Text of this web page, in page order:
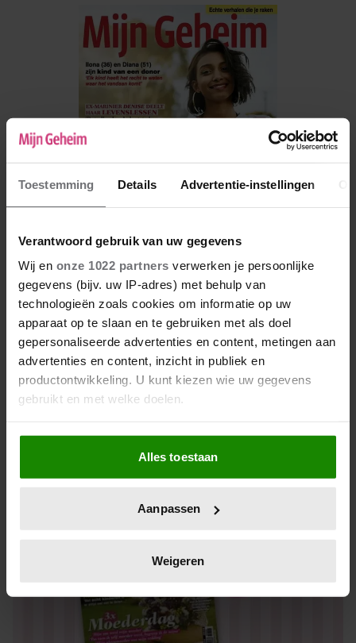
Toestemming Details Advertentie-instellingen
Verantwoord gebruik van uw gegevens
Wij en onze 1022 partners verwerken je persoonlijke
gegevens (bijv. uw IP-adres) met behulp van
technologieën zoals cookies om informatie op uw
apparaat op te slaan en te gebruiken met als doel
gepersonaliseerde advertenties en content, metingen aan
advertenties en content, inzicht in publiek en
productontwikkeling. U kunt kiezen wie uw gegevens
gebruikt en met welke doelen.
Als u het toestaat, willen we ook graag:
Informatie verzamelen over uw geografische locatie,
die tot een paar meter nauwkeurig kan zijn
op specifieke eigenschappen (fingerprinting)
verwerkt en stel uw voorkeuren in het
intrekken in de Cookieverklaring.
We gebruiken cookies om content en advertenties te
Alles toestaan
Aanpassen
Weigeren
De nieuwe Mijn Geheim ligt nu in de winkel
Abonneren
Digitaal lezen
Los kopen